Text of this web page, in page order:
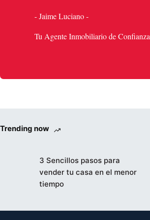
- Jaime Luciano -
Tu Agente Inmobiliario de Confianza
Trending now
3 Sencillos pasos para
vender tu casa en el menor
tiempo